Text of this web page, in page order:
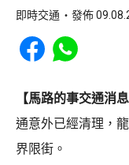
即時交通 發佈
Share to Facebook
Share to
【馬路的事交通消息
通意外已經清理，
界限街。